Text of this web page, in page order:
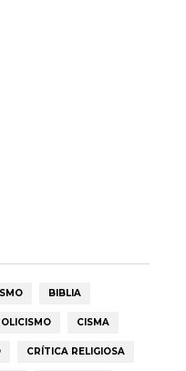
BIBLIA
CISMA
CRÍTICA RELIGIOSA